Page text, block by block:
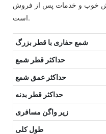
خوب و خدمات پس از فروش
است.
شمع حفاری با قطر بزرگ
حداکثر قطر شمع
حداکثر عمق شمع
حداکثر قطر بدنه
زیر واگن مسافری
طول کلی